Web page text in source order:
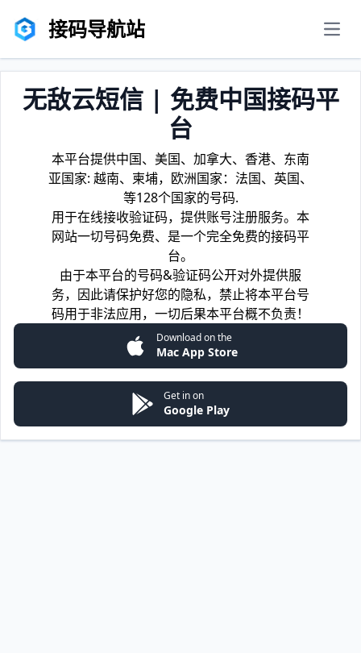
接码导航站
无敌云短信 | 免费中国接码平
台
本平台提供中国、美国、加拿大、香港、东南
亚国家: 越南、柬埔，欧洲国家：法国、英国、
等128个国家的号码.
用于在线接收验证码，提供账号注册服务。本
网站一切号码免费、是一个完全免费的接码平
台。
由于本平台的号码&验证码公开对外提供服
务，因此请保护好您的隐私，禁止将本平台号
码用于非法应用，一切后果本平台概不负责！
Download on the
Mac App Store
Get in on
Google Play